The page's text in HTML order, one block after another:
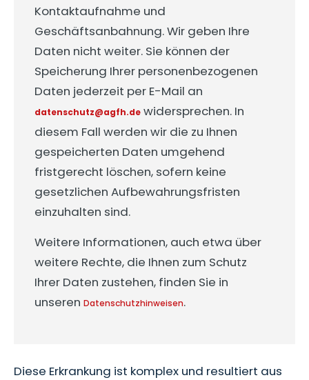
Kontaktaufnahme und
Geschäftsanbahnung. Wir geben Ihre
Daten nicht weiter. Sie können der
Speicherung Ihrer personenbezogenen
Daten jederzeit per E-Mail an
datenschutz@agfh.de widersprechen. In
diesem Fall werden wir die zu Ihnen
gespeicherten Daten umgehend
fristgerecht löschen, sofern keine
gesetzlichen Aufbewahrungsfristen
einzuhalten sind.
Weitere Informationen, auch etwa über
weitere Rechte, die Ihnen zum Schutz
Ihrer Daten zustehen, finden Sie in
unseren Datenschutzhinweisen.
Diese Erkrankung ist komplex und resultiert aus